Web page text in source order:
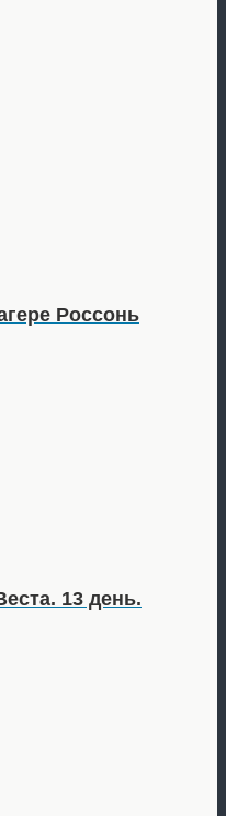
Россонь
13 день.